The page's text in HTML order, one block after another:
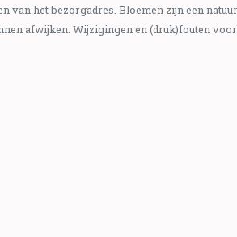
van het bezorgadres. Bloemen zijn een
afwijken. Wijzigingen en (druk)fouten